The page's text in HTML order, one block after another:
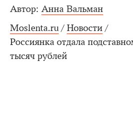
Автор: Анна Вальман
Moslenta.ru / Новости /
Россиянка отдала
тысяч рублей